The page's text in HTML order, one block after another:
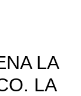
LA
LA